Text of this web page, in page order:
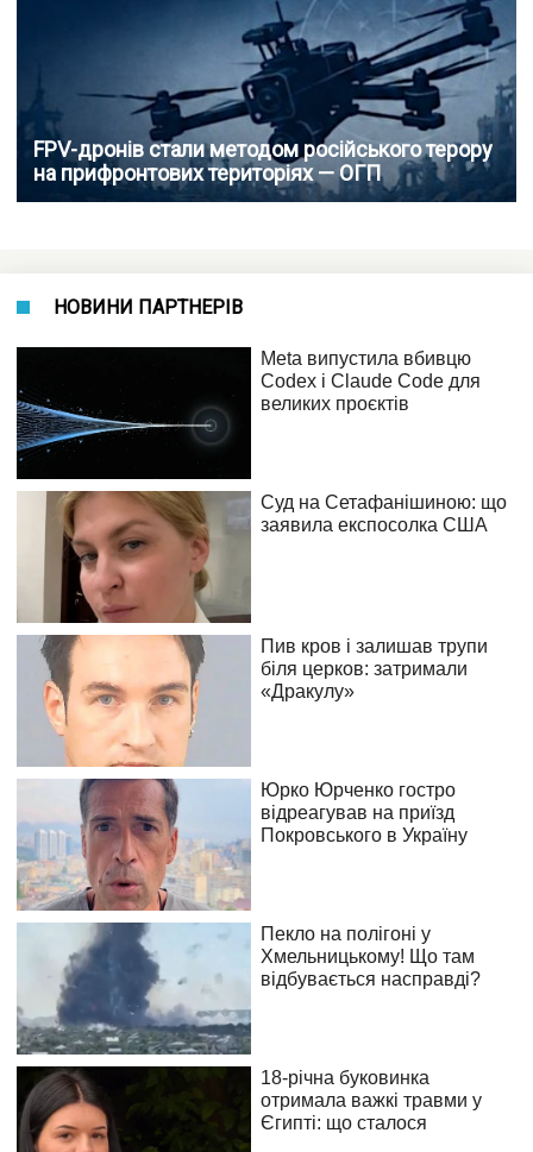
FPV-дронів стали методом російського терору
на прифронтових територіях — ОГП
НОВИНИ ПАРТНЕРІВ